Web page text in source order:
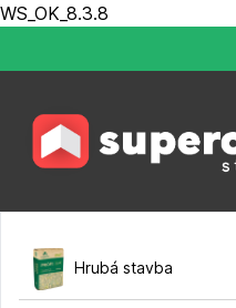
WS_OK_8.3.8
Hrubá stavba